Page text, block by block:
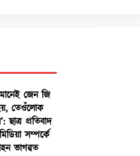
জেন জি
তেওঁলোক
ছাত্ৰ প্ৰতিবাদ
সম্পৰ্কে
ভাগৱত